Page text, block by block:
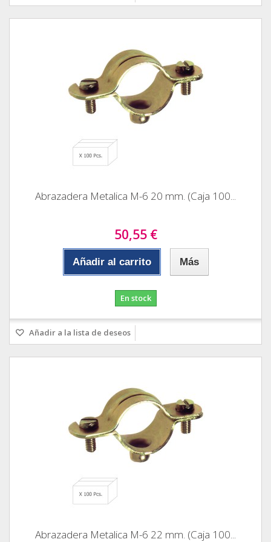
Abrazadera Metalica M-6 20 mm. (Caja 100...
50,55 €
Añadir al carrito Más
En stock
Añadir a la lista de deseos
Abrazadera Metalica M-6 22 mm. (Caja 100...